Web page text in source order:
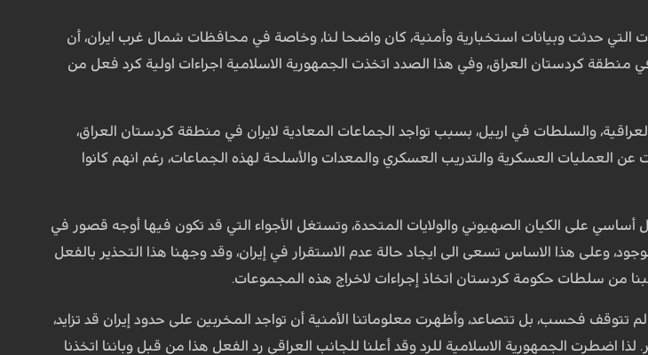
التي حدثت وبيانات استخبارية وأمنية، كان واضحا لنا، وخاصة في محافظات شمال غرب ايران، أن
منطقة كردستان العراق، وفي هذا الصدد اتخذت الجمهورية الاسلامية اجراءات اولية كرد فعل من
والسلطات في اربيل، بسبب تواجد الجماعات المعادية لايران في منطقة كردستان العراق،
عن العمليات العسكرية والتدريب العسكري والمعدات والأسلحة لهذه الجماعات، رغم انهم كانوا
أساسي على الكيان الصهيوني والولايات المتحدة، وتستغل الأجواء التي قد تكون فيها أوجه قصور في
وعلى هذا الاساس تسعى الى ايجاد حالة عدم الاستقرار في إيران، وقد وجهنا هذا التحذير بالفعل
من سلطات حكومة كردستان اتخاذ إجراءات لاخراج هذه المجموعات.
فحسب، بل تتصاعد، وأظهرت معلوماتنا الأمنية أن تواجد المخربين على حدود إيران قد تزايد،
لذا اضطرت الجمهورية الاسلامية للرد وقد أعلنا للجانب العراقي رد الفعل هذا من قبل وباننا اتخذنا